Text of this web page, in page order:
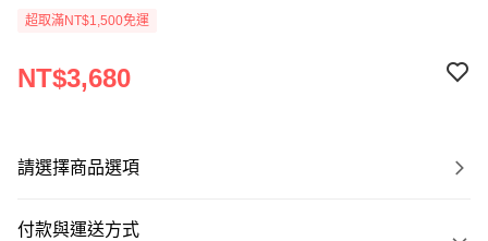
超取滿NT$1,500免運
NT$3,680
請選擇商品選項
付款與運送方式